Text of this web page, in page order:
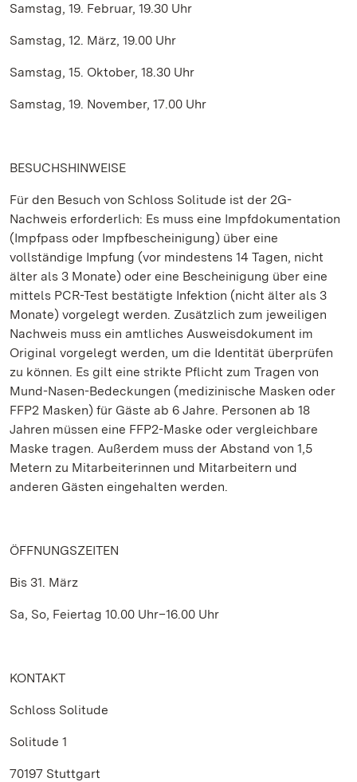
Samstag, 19. Februar, 19.30 Uhr
Samstag, 12. März, 19.00 Uhr
Samstag, 15. Oktober, 18.30 Uhr
Samstag, 19. November, 17.00 Uhr
BESUCHSHINWEISE
Für den Besuch von Schloss Solitude ist der 2G-
Nachweis erforderlich: Es muss eine Impfdokumentation
(Impfpass oder Impfbescheinigung) über eine
vollständige Impfung (vor mindestens 14 Tagen, nicht
älter als 3 Monate) oder eine Bescheinigung über eine
mittels PCR-Test bestätigte Infektion (nicht älter als 3
Monate) vorgelegt werden. Zusätzlich zum jeweiligen
Nachweis muss ein amtliches Ausweisdokument im
Original vorgelegt werden, um die Identität überprüfen
zu können. Es gilt eine strikte Pflicht zum Tragen von
Mund-Nasen-Bedeckungen (medizinische Masken oder
FFP2 Masken) für Gäste ab 6 Jahre. Personen ab 18
Jahren müssen eine FFP2-Maske oder vergleichbare
Maske tragen. Außerdem muss der Abstand von 1,5
Metern zu Mitarbeiterinnen und Mitarbeitern und
anderen Gästen eingehalten werden.
ÖFFNUNGSZEITEN
Bis 31. März
Sa, So, Feiertag 10.00 Uhr–16.00 Uhr
KONTAKT
Schloss Solitude
Solitude 1
70197 Stuttgart